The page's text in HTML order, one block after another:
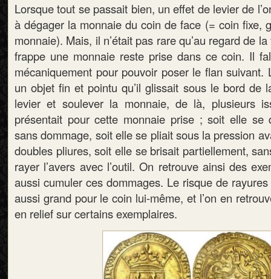
Lorsque tout se passait bien, un effet de levier de
à dégager la monnaie du coin de face (= coin fixe,
monnaie). Mais, il n’était pas rare qu’au regard de
frappe une monnaie reste prise dans ce coin. Il
mécaniquement pour pouvoir poser le flan suivant.
un objet fin et pointu qu’il glissait sous le bord de
levier et soulever la monnaie, de là, plusieurs
présentait pour cette monnaie prise ; soit elle se
sans dommage, soit elle se pliait sous la pression
doubles pliures, soit elle se brisait partiellement,
rayer l’avers avec l’outil. On retrouve ainsi des
aussi cumuler ces dommages. Le risque de
aussi grand pour le coin lui-même, et l’on en
en relief sur certains exemplaires.